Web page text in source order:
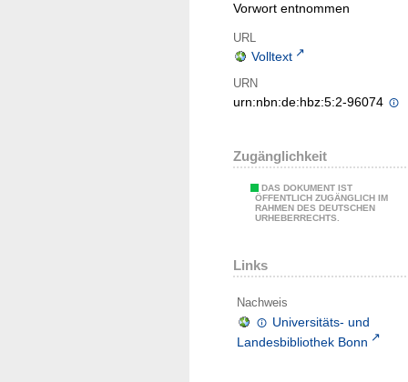
Vorwort entnommen
URL
Volltext
URN
urn:nbn:de:hbz:5:2-96074
Zugänglichkeit
DAS DOKUMENT IST
ÖFFENTLICH ZUGÄNGLICH IM
RAHMEN DES DEUTSCHEN
URHEBERRECHTS.
Links
Nachweis
Universitäts- und
Landesbibliothek Bonn